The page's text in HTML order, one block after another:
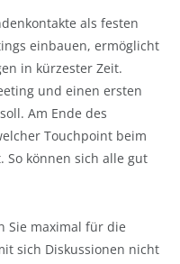
als festen
einbauen, ermöglicht
in kürzester Zeit.
und einen ersten
Am Ende des
Touchpoint beim
So können sich alle gut
Sie maximal für die
sich Diskussionen nicht